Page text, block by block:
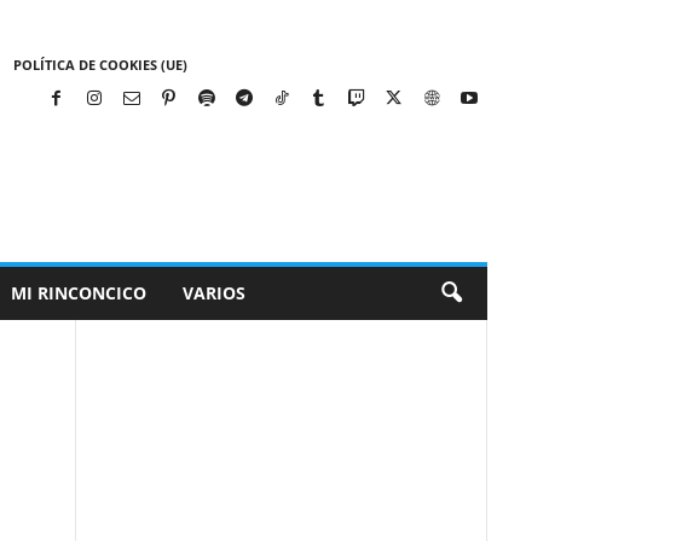
POLÍTICA DE COOKIES (UE)
MI RINCONCICO VARIOS